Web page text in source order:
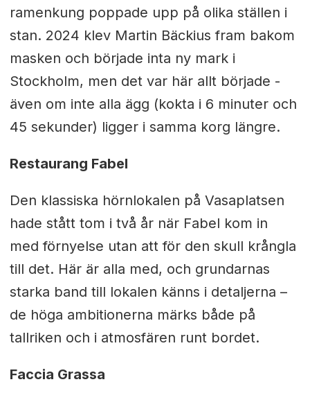
ramenkung poppade upp på olika ställen i
stan. 2024 klev Martin Bäckius fram bakom
masken och började inta ny mark i
Stockholm, men det var här allt började -
även om inte alla ägg (kokta i 6 minuter och
45 sekunder) ligger i samma korg längre.
Restaurang Fabel
Den klassiska hörnlokalen på Vasaplatsen
hade stått tom i två år när Fabel kom in
med förnyelse utan att för den skull krångla
till det. Här är alla med, och grundarnas
starka band till lokalen känns i detaljerna –
de höga ambitionerna märks både på
tallriken och i atmosfären runt bordet.
Faccia Grassa